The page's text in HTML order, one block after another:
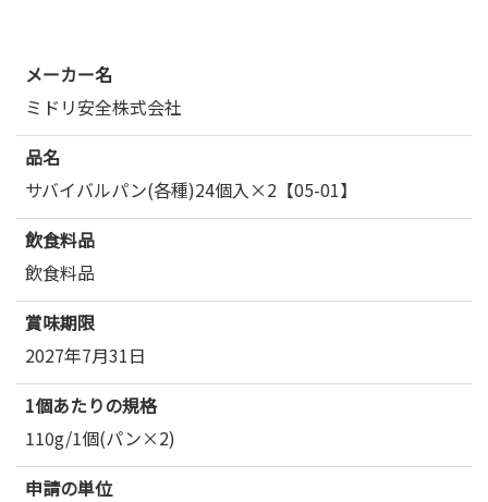
メーカー名
ミドリ安全株式会社
品名
サバイバルパン(各種)24個入×2【05-01】
飲食料品
飲食料品
賞味期限
2027年7月31日
1個あたりの規格
110g/1個(パン×2)
申請の単位